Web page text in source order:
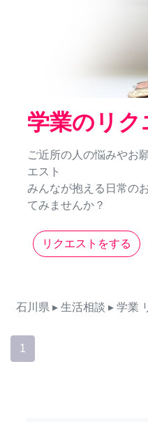
学業のリク
ご近所の人の悩みやお
エスト
みんなが抱える日常の
てみませんか？
リクエストをする
石川県 ▸ 生活相談 ▸ 学業
1